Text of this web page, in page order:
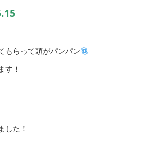
もらって頭がパンパン
す！
した！